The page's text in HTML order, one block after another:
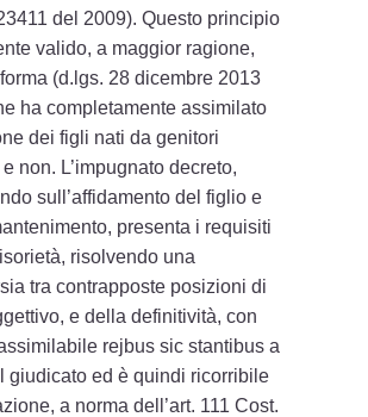
del 2009). Questo principio
valido, a maggior ragione,
(d.lgs. 28 dicembre 2013
ha completamente assimilato
dei figli nati da genitori
non. L’impugnato decreto,
sull’affidamento del figlio e
presenta i requisiti
risolvendo una
tra contrapposte posizioni di
e della definitività, con
rejbus sic stantibus a
giudicato ed è quindi ricorribile
a norma dell’art. 111 Cost.